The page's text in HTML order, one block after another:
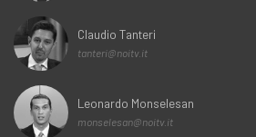
Claudio Tanteri
tanteri@noitv.it
Leonardo Monselesan
monselesan@noitv.it